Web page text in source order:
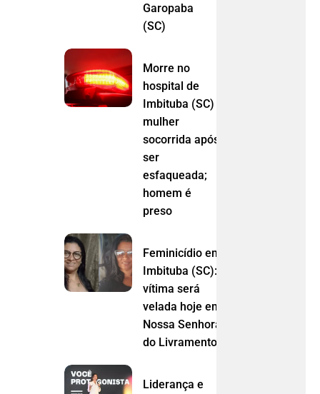
Garopaba
(SC)
Morre no
hospital de
Imbituba (SC)
mulher
socorrida após
ser
esfaqueada;
homem é
preso
Feminicídio em
Imbituba (SC):
vítima será
velada hoje em
Nossa Senhora
do Livramento (MT)
Liderança e